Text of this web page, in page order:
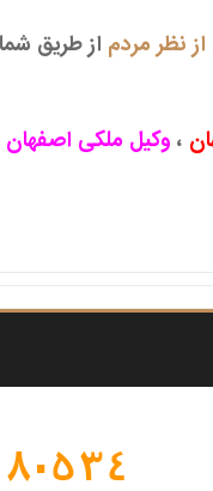
نظر مردم از طریق
، وکیل ملکی اصفهان